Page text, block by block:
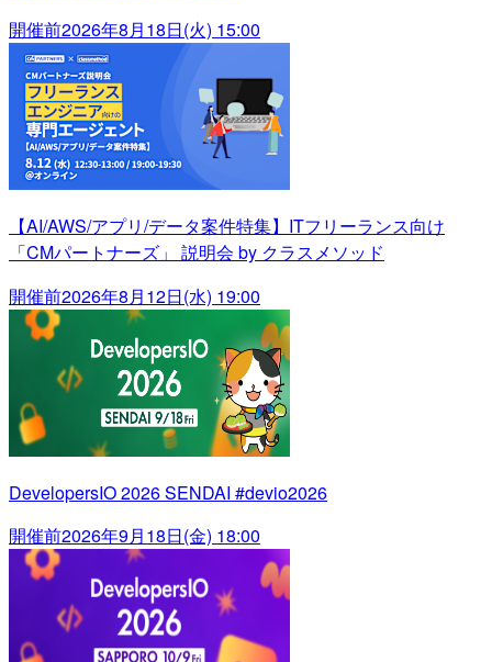
開催前2026年8月18日(火) 15:00
【AI/AWS/アプリ/データ案件特集】ITフリーランス向け
「CMパートナーズ」 説明会 by クラスメソッド
開催前2026年8月12日(水) 19:00
DevelopersIO 2026 SENDAI #devio2026
開催前2026年9月18日(金) 18:00